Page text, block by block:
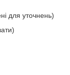
для уточнень)